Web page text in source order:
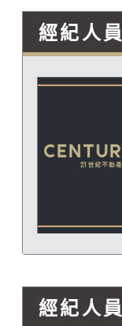
經紀人員
經紀人員